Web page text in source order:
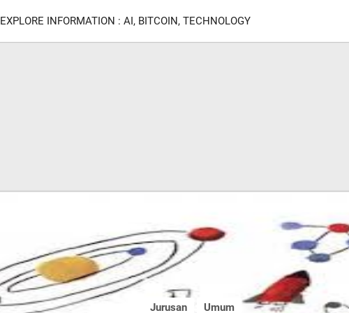
EXPLORE INFORMATION : AI, BITCOIN, TECHNOLOGY
Jurusan Umum